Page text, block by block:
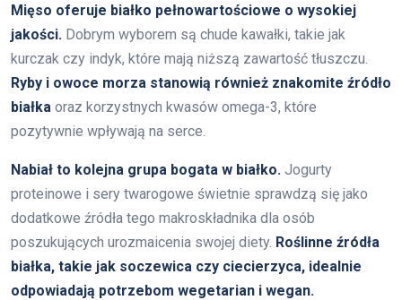
Mięso oferuje białko pełnowartościowe o wysokiej
jakości. Dobrym wyborem są chude kawałki, takie jak
kurczak czy indyk, które mają niższą zawartość tłuszczu.
Ryby i owoce morza stanowią również znakomite źródło
białka oraz korzystnych kwasów omega-3, które
pozytywnie wpływają na serce.
Nabiał to kolejna grupa bogata w białko. Jogurty
proteinowe i sery twarogowe świetnie sprawdzą się jako
dodatkowe źródła tego makroskładnika dla osób
poszukujących urozmaicenia swojej diety. Roślinne źródła
białka, takie jak soczewica czy ciecierzyca, idealnie
odpowiadają potrzebom wegetarian i wegan.